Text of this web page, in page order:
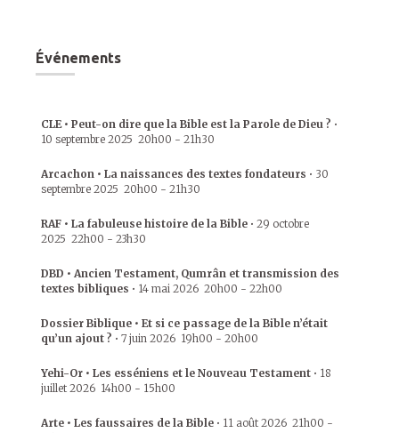
Événements
CLE • Peut-on dire que la Bible est la Parole de Dieu ? •
10 septembre 2025 20h00 - 21h30
Arcachon • La naissances des textes fondateurs • 30
septembre 2025 20h00 - 21h30
RAF • La fabuleuse histoire de la Bible • 29 octobre
2025 22h00 - 23h30
DBD • Ancien Testament, Qumrân et transmission des
textes bibliques • 14 mai 2026 20h00 - 22h00
Dossier Biblique • Et si ce passage de la Bible n’était
qu’un ajout ? • 7 juin 2026 19h00 - 20h00
Yehi-Or • Les esséniens et le Nouveau Testament • 18
juillet 2026 14h00 - 15h00
Arte • Les faussaires de la Bible • 11 août 2026 21h00 -